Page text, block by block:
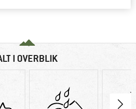
certificeret - oplysningerne får du
I OVERBLIK